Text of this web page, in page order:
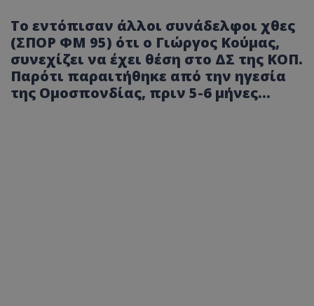
Το εντόπισαν άλλοι συνάδελφοι χθες
(ΣΠΟΡ ΦΜ 95) ότι ο Γιώργος Κούμας,
συνεχίζει να έχει θέση στο ΔΣ της ΚΟΠ.
Παρότι παραιτήθηκε από την ηγεσία
της Ομοσπονδίας, πριν 5-6 μήνες…